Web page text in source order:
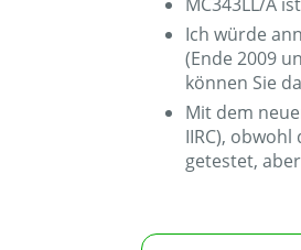
MC343LL/A
Ich würde
(Ende 2009
können Sie
Mit dem
IIRC),
getestet,